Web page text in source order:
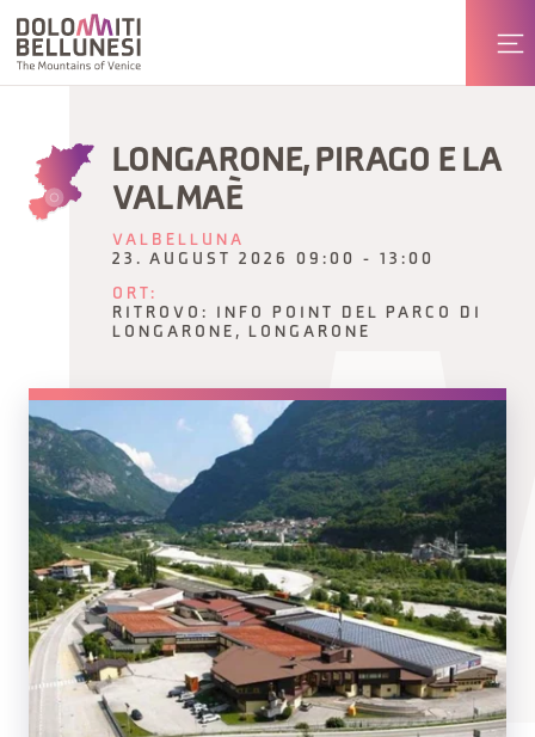
LONGARONE, PIRAGO E LA
VAL MAÈ
VALBELLUNA
23. AUGUST 2026 09:00 - 13:00
ORT:
RITROVO: INFO POINT DEL PARCO DI
LONGARONE, LONGARONE